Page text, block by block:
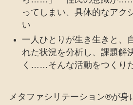
ってしまい、具体的なアク
い
一人ひとりが生き生きと、
れた状況を分析し、課題解
く……そんな活動をつくり
メタファシリテーション®が身